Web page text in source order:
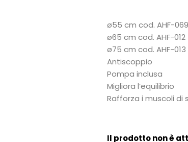
ø55 cm cod. AHF-
ø65 cm cod. AHF-
ø75 cm cod. AHF-
Antiscoppio
Pompa inclusa
Migliora l’equilibrio
Rafforza i muscoli di
Il prodotto non è